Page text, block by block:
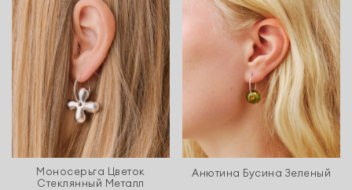
Моносерьга Цветок
Стеклянный Металл
Анютина Бусина Зеленый